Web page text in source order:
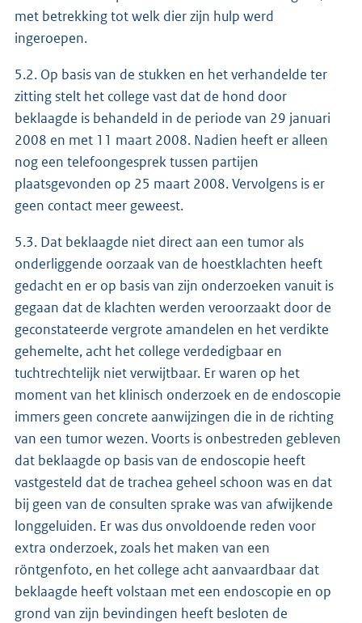
met betrekking tot welk dier zijn hulp werd
ingeroepen.
5.2. Op basis van de stukken en het verhandelde ter
zitting stelt het college vast dat de hond door
beklaagde is behandeld in de periode van 29 januari
2008 en met 11 maart 2008. Nadien heeft er alleen
nog een telefoongesprek tussen partijen
plaatsgevonden op 25 maart 2008. Vervolgens is er
geen contact meer geweest.
5.3. Dat beklaagde niet direct aan een tumor als
onderliggende oorzaak van de hoestklachten heeft
gedacht en er op basis van zijn onderzoeken vanuit is
gegaan dat de klachten werden veroorzaakt door de
geconstateerde vergrote amandelen en het verdikte
gehemelte, acht het college verdedigbaar en
tuchtrechtelijk niet verwijtbaar. Er waren op het
moment van het klinisch onderzoek en de endoscopie
immers geen concrete aanwijzingen die in de richting
van een tumor wezen. Voorts is onbestreden gebleven
dat beklaagde op basis van de endoscopie heeft
vastgesteld dat de trachea geheel schoon was en dat
bij geen van de consulten sprake was van afwijkende
longgeluiden. Er was dus onvoldoende reden voor
extra onderzoek, zoals het maken van een
röntgenfoto, en het college acht aanvaardbaar dat
beklaagde heeft volstaan met een endoscopie en op
grond van zijn bevindingen heeft besloten de